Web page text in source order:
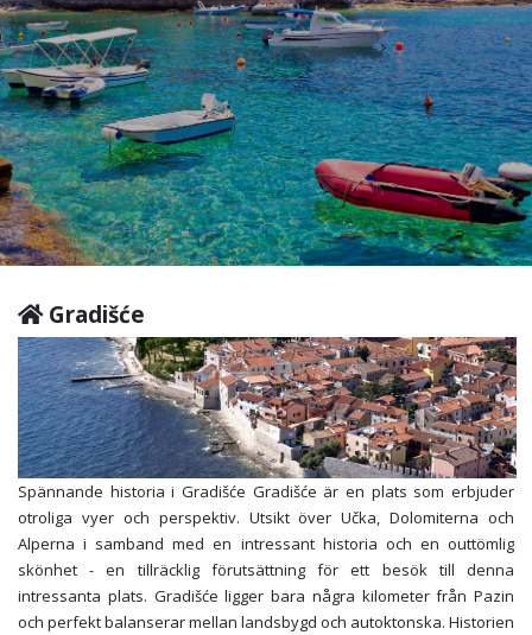
Gradišće
Spännande historia i Gradišće Gradišće är en plats som erbjuder
otroliga vyer och perspektiv. Utsikt över Učka, Dolomiterna och
Alperna i samband med en intressant historia och en outtömlig
skönhet - en tillräcklig förutsättning för ett besök till denna
intressanta plats. Gradišće ligger bara några kilometer från Pazin
och perfekt balanserar mellan landsbygd och autoktonska. Historien